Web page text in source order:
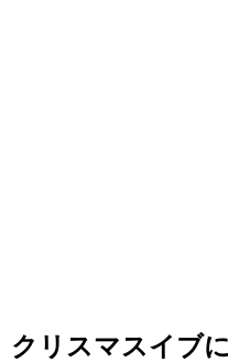
クリスマスイブ